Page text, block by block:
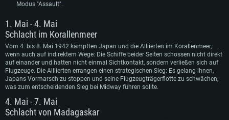
Modus "Assault".
1. Mai - 4. Mai
Schlacht im Korallenmeer
Vom 4. bis 8. Mai 1942 kämpften Japan und die Alliierten im Korallenmeer,
wenn auch auf indirektem Wege: Die Schiffe beider Seiten schossen nicht direkt
auf einander und hatten nicht einmal Sichtkontakt, sondern verließen sich auf
Flugzeuge. Die Alliierten errangen einen strategischen Sieg: Es gelang ihnen,
Japans Vormarsch zu stoppen und seine Flugzeugträgerflotte zu schwächen,
was zum entscheidenden Sieg bei Midway führen sollte.
4. Mai - 7. Mai
Schlacht von Madagaskar